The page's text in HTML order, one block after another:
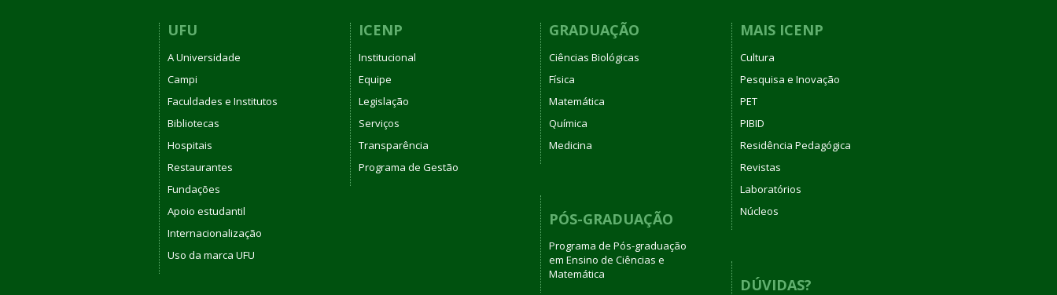
UFU
A Universidade
Campi
Faculdades e Institutos
Bibliotecas
Hospitais
Restaurantes
Fundações
Apoio estudantil
Internacionalização
Uso da marca UFU
ICENP
Institucional
Equipe
Legislação
Serviços
Transparência
Programa de Gestão
GRADUAÇÃO
Ciências Biológicas
Física
Matemática
Química
Medicina
PÓS-GRADUAÇÃO
Programa de Pós-graduação
em Ensino de Ciências e
Matemática
MAIS ICENP
Cultura
Pesquisa e Inovação
PET
PIBID
Residência Pedagógica
Revistas
Laboratórios
Núcleos
DÚVIDAS?